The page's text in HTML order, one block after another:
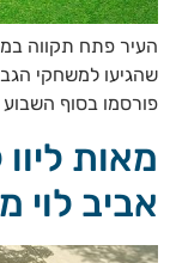
העיר פתח תקווה
שהגיעו למשחקי
פורסמו בסוף השבוע
מאות
אביב